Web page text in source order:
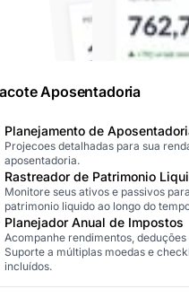
Aposentadoria
Planejamento de
Projecoes detalhadas para sua
aposentadoria.
Rastreador de Patrimonio
Monitore seus ativos e passivos
patrimonio liquido ao longo do
Planejador Anual de Impostos
Acompanhe rendimentos,
Suporte a múltiplas moedas e
incluídos.